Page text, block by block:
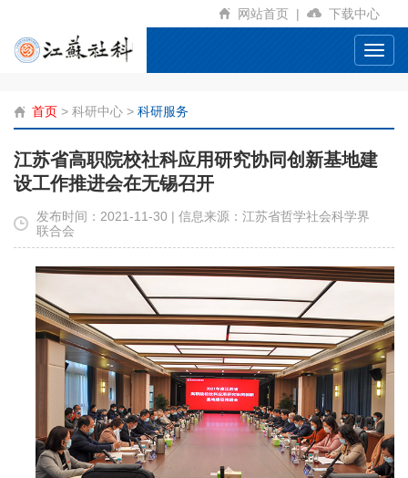
网站首页 | 下载中心
首页 > 科研中心 > 科研服务
江苏省高职院校社科应用研究协同创新基地建
设工作推进会在无锡召开
发布时间：2021-11-30 | 信息来源：江苏省哲学社会科学界
联合会